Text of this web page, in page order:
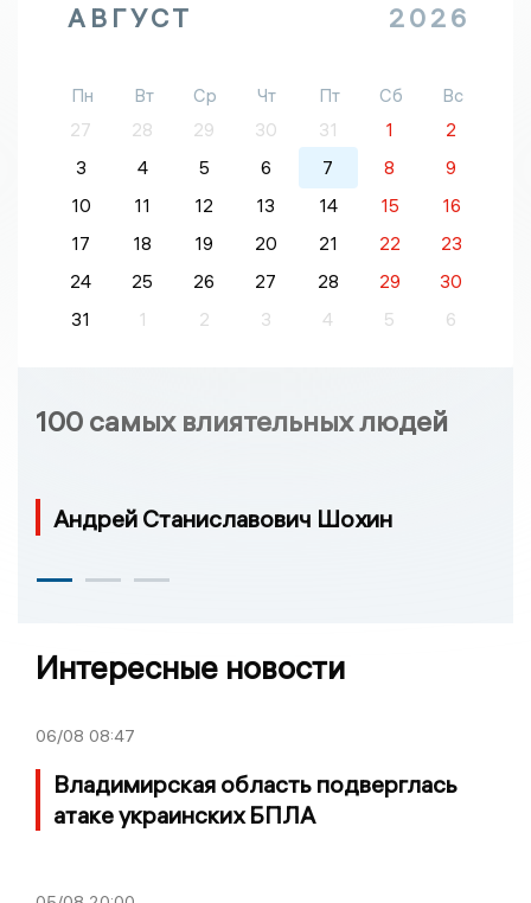
АВГУСТ 2026
Пн Вт Ср Чт Пт Сб
Вс
27
28 29 30 31 1
2
3
4 5 6 7 8
9
10
11 12 13 14 15
16
17
18 19 20 21 22
23
24
25 26 27 28 29
30
31
1 2 3 4 5 6
100 самых влиятельных людей
Андрей Станиславович Шохин
Интересные новости
06/08 08:47
Владимирская область подверглась
атаке украинских БПЛА